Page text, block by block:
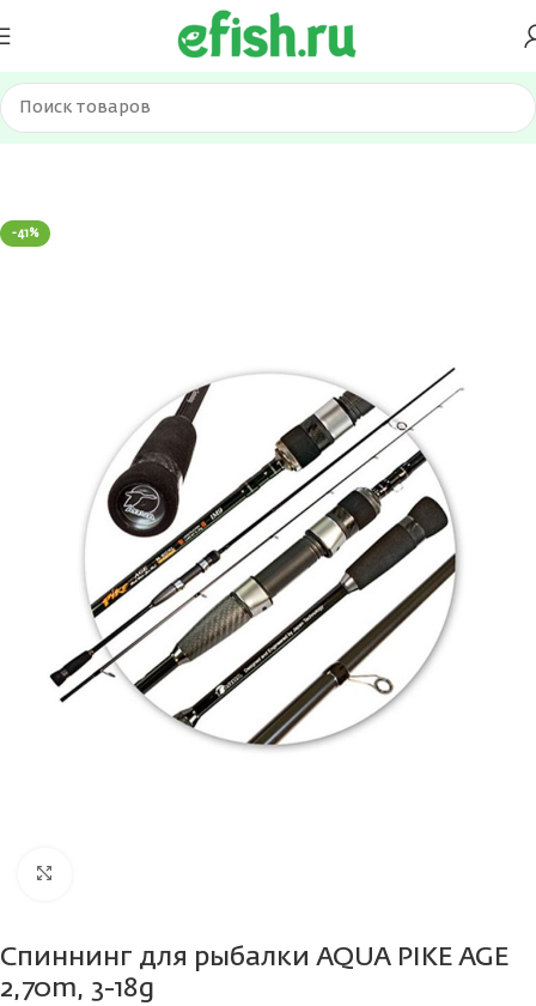
Главная Удилища Спиннинги
-41%
Спиннинг для рыбалки AQUA PIKE AGE
2,70m, 3-18g